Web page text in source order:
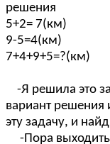
решения
5+2=
9-
-Я решила это
вариант решения
эту задачу, и
-Пора выходить